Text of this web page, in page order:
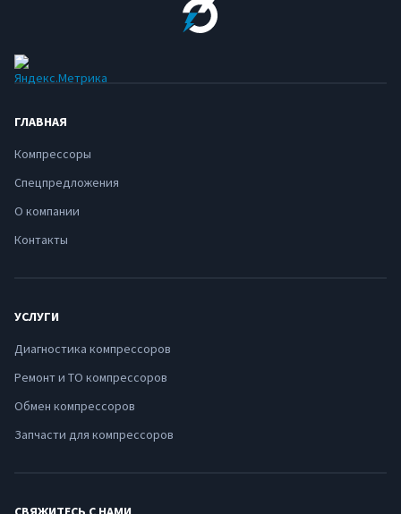
ГЛАВНАЯ
Компрессоры
Спецпредложения
О компании
Контакты
УСЛУГИ
Диагностика компрессоров
Ремонт и ТО компрессоров
Обмен компрессоров
Запчасти для компрессоров